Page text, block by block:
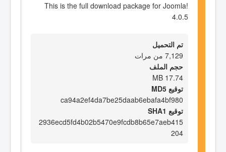
This is the full download package for Joomla!
4.0.5
تم التحميل
7,129 من مرات
حجم الملف
17.74 MB
توقيع MD5
ca94a2ef4da7be25daab6ebafa4bf980
توقيع SHA1
2936ecd5fd4b02b5470e9fcdb8b65e7aeb415
204